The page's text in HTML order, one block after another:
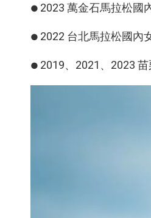
● 2023 萬金石馬拉松國
● 2022 台北馬拉松國內
● 2019、2021、2023